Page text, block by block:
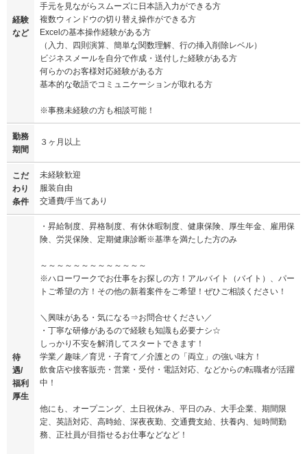
経験
など
手元を見ながらスムーズに日本語入力ができる方
複数ウィンドウの切り替え操作ができる方
Excelの基本操作経験がある方
（入力、四則演算、簡単な関数理解、行の挿入削除レベル）
ビジネスメールを自分で作成・送付した経験がある方
何らかのお客様対応経験がある方
基本的な敬語でコミュニケーションが取れる方
※事務未経験の方も相談可能！
勤務
期間
３ヶ月以上
こだ
わり
条件
未経験歓迎
服装自由
交通費/手当てあり
待
遇/
福利
厚生
・昇給制度、昇格制度、有休休暇制度、健康保険、厚生年金、雇用保
険、労災保険、定期健康診断※基準を満たした方のみ
～～～～～～～～～～～～～
※ハローワークでお仕事をお探しの方！アルバイト（バイト）、パー
トご希望の方！その他の新着案件をご希望！ぜひご相談ください！
＼興味がある・気になる⇒お問合せください／
・丁寧な研修があるので経験も知識も必要ナシ☆
しっかり不安を解消してスタートできます！
学業／趣味／育児・子育て／介護との「両立」の強い味方！
飲食店や接客販売・営業・受付・電話対応、などからの転職者が活躍
中！
他にも、オープニング、土日祝休み、平日のみ、大手企業、期間限
定、英語対応、高時給、深夜夜勤、交通費支給、扶養内、短時間勤
務、正社員が目指せるお仕事などなど！